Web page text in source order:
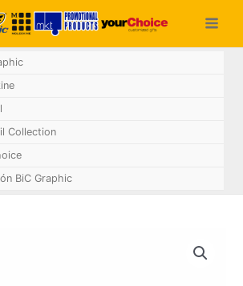
Collection
BiC Graphic